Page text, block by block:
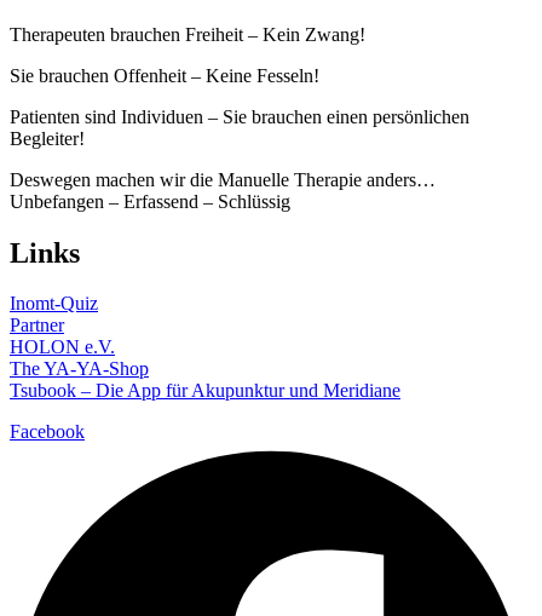
Therapeuten brauchen Freiheit – Kein Zwang!
Sie brauchen Offenheit – Keine Fesseln!
Patienten sind Individuen – Sie brauchen einen persönlichen
Begleiter!
Deswegen machen wir die Manuelle Therapie anders…
Unbefangen – Erfassend – Schlüssig
Links
Inomt-Quiz
Partner
HOLON e.V.
The YA-YA-Shop
Tsubook – Die App für Akupunktur und Meridiane
Facebook